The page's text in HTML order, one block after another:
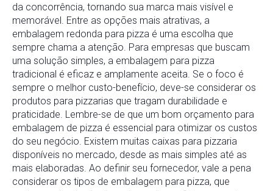
da concorrência, tornando sua marca mais visível e
memorável. Entre as opções mais atrativas, a
embalagem redonda para pizza é uma escolha que
sempre chama a atenção. Para empresas que buscam
uma solução simples, a embalagem para pizza
tradicional é eficaz e amplamente aceita. Se o foco é
sempre o melhor custo-benefício, deve-se considerar os
produtos para pizzarias que tragam durabilidade e
praticidade. Lembre-se de que um bom orçamento para
embalagem de pizza é essencial para otimizar os custos
do seu negócio. Existem muitas caixas para pizzaria
disponíveis no mercado, desde as mais simples até as
mais elaboradas. Ao definir seu fornecedor, vale a pena
considerar os tipos de embalagem para pizza, que